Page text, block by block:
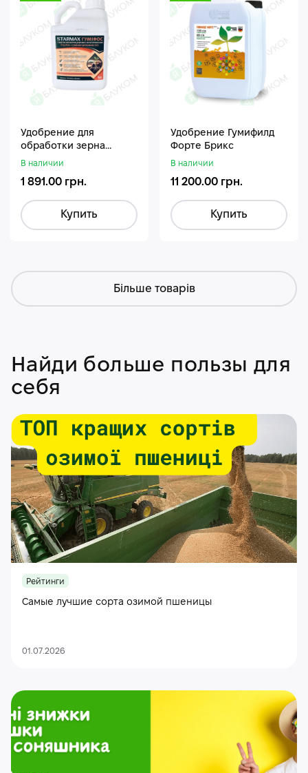
Удобрение для
обработки зерна
Стармакс Гумифос
В наличии
1 891.00 грн.
Купить
Удобрение Гумифилд
Форте Брикс
В наличии
11 200.00 грн.
Купить
Більше товарів
Найди больше пользы для
себя
Рейтинги
Самые лучшие сорта озимой пшеницы
01.07.2026